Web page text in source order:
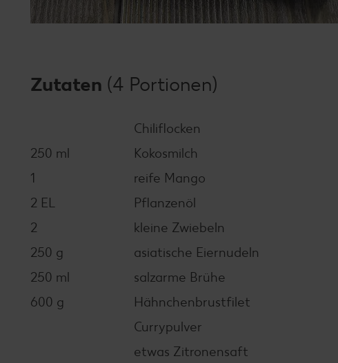
Zutaten (4 Portionen)
Chiliflocken
250 ml
Kokosmilch
1
reife Mango
2 EL
Pflanzenöl
2
kleine Zwiebeln
250 g
asiatische Eiernudeln
250 ml
salzarme Brühe
600 g
Hähnchenbrustfilet
Currypulver
etwas Zitronensaft